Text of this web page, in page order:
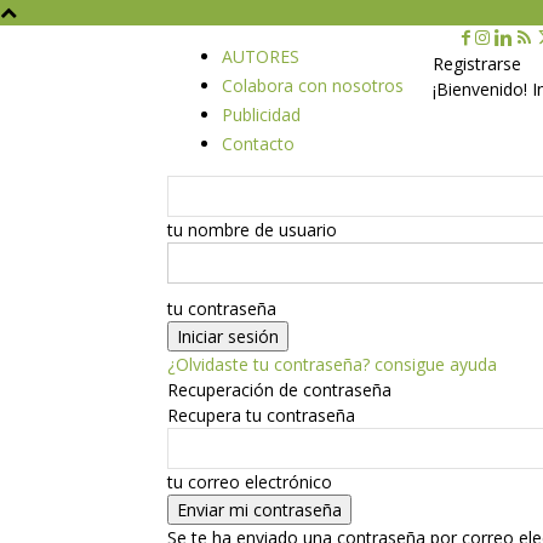
AUTORES
Colabora con nosotros
Publicidad
Contacto
Registrarse
¡Bienvenido!
tu nombre de usuario
tu contraseña
¿Olvidaste tu contraseña? consigue ayuda
Recuperación de contraseña
Recupera tu contraseña
tu correo electrónico
Se te ha enviado una contraseña por correo